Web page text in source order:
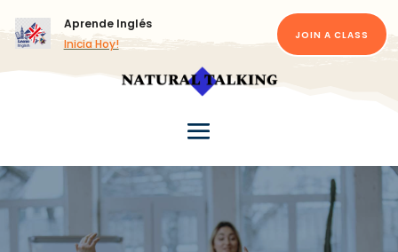
Aprende Inglés
Inicia Hoy!
JOIN A CLASS